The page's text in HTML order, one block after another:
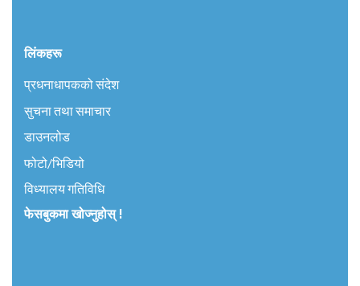
लिंकहरू
प्रधनाधापकको संदेश
सुचना तथा समाचार
डाउनलोड
फोटो/भिडियो
विध्यालय गतिविधि
फेसबुकमा खोज्नुहोस् !